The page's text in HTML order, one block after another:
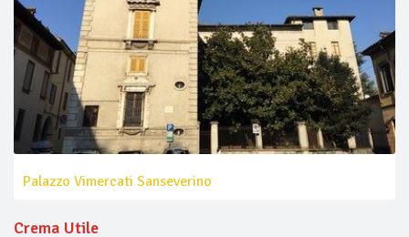
Palazzo Vimercati Sanseverino
Crema Utile